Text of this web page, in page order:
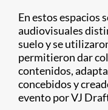
En estos espacios
audiovisuales
suelo y se
permitieron dar
contenidos,
concebidos y
evento por VJ